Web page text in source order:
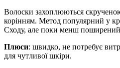
Волоски захоплюються
корінням. Метод популярний у
Сходу, але поки менш поширений
Плюси: швидко, не потребує
для чутливої шкіри.